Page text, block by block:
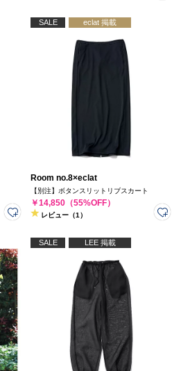
SALE eclat 掲載
Room no.8×eclat
【別注】ボタンスリットリブスカート
￥14,850（55%OFF）
レビュー（1）
SALE LEE 掲載